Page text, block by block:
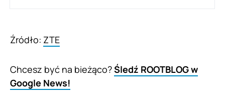
Źródło: ZTE
Chcesz być na bieżąco?Śledź ROOTBLOG w
Google News!